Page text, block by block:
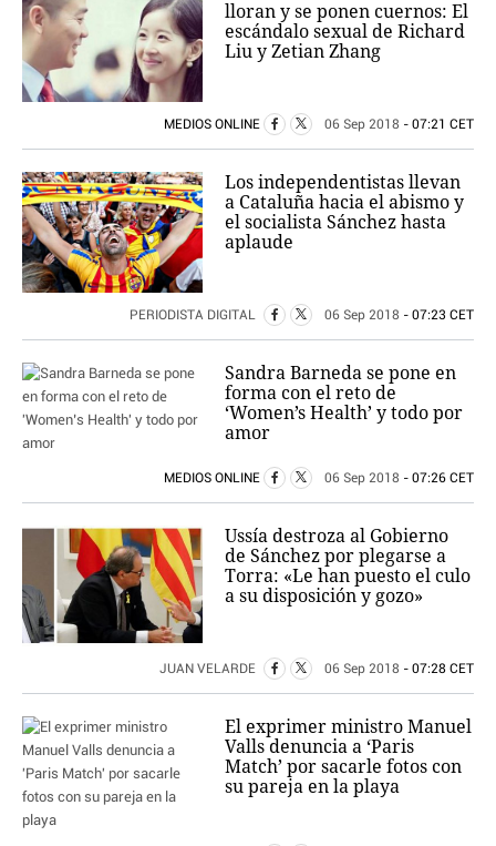
lloran y se ponen cuernos: El
escándalo sexual de Richard
Liu y Zetian Zhang
MEDIOS ONLINE 06 Sep 2018 - 07:21 CET
Los independentistas llevan
a Cataluña hacia el abismo y
el socialista Sánchez hasta
aplaude
PERIODISTA DIGITAL 06 Sep 2018 - 07:23 CET
Sandra Barneda se pone en
forma con el reto de
‘Women’s Health’ y todo por
amor
MEDIOS ONLINE 06 Sep 2018 - 07:26 CET
Ussía destroza al Gobierno
de Sánchez por plegarse a
Torra: «Le han puesto el culo
a su disposición y gozo»
JUAN VELARDE 06 Sep 2018 - 07:28 CET
El exprimer ministro Manuel
Valls denuncia a ‘Paris
Match’ por sacarle fotos con
su pareja en la playa